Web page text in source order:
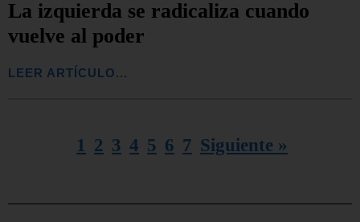
La izquierda se radicaliza cuando
vuelve al poder
LEER ARTÍCULO...
1 2 3 4 5 6 7 Siguiente »